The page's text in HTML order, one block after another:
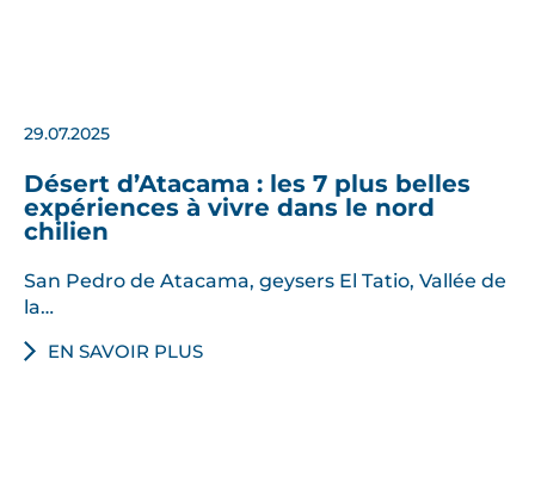
29.07.2025
Désert d’Atacama : les 7 plus belles
expériences à vivre dans le nord
chilien
San Pedro de Atacama, geysers El Tatio, Vallée de
la…
EN SAVOIR PLUS